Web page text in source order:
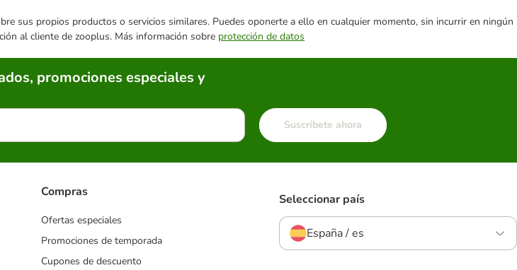
sus propios productos o servicios similares. Puedes oponerte a ello en cualquier momento, sin incurrir en ningún
al cliente de zooplus. Más información sobre protección de datos
promociones especiales y
Suscríbete ahora
Compras
Ofertas especiales
Promociones de temporada
Cupones de descuento
Seleccionar país
España / es